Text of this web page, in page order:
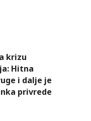
krizu
Hitna
i dalje je
privrede